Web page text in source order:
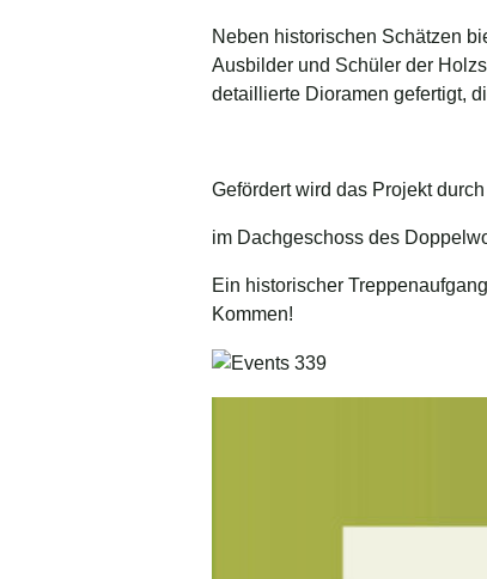
Neben historischen Schätzen
Ausbilder und Schüler der
detaillierte Dioramen gefertigt,
Gefördert wird das Projekt
im Dachgeschoss des
Ein historischer
Kommen!